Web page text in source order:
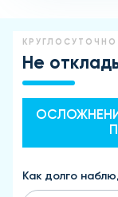
КРУГЛОСУТОЧНО
Не
Как долго